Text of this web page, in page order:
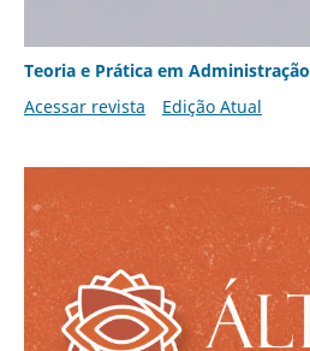
Teoria e Prática em Administração
Acessar revista
Edição Atual